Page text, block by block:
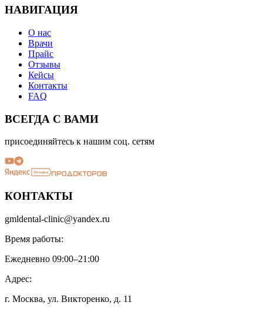
НАВИГАЦИЯ
О нас
Врачи
Прайс
Отзывы
Кейсы
Контакты
FAQ
ВСЕГДА С ВАМИ
присоединяйтесь к нашим соц. сетям
КОНТАКТЫ
gmldental-clinic@yandex.ru
Время работы:
Ежедневно 09:00–21:00
Адрес:
г. Москва, ул. Викторенко, д. 11